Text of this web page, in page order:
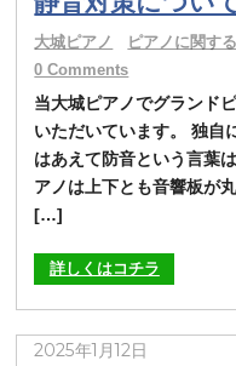
大城ピアノ ピアノに関す
0 Comments
当大城ピアノでグランド
いただいています。 独自
はあえて防音という言葉
アノは上下とも音響板が
[…]
詳しくはコチラ
2025年1月12日